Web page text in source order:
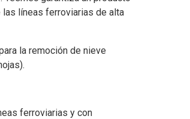
las líneas ferroviarias de alta
la remoción de nieve
ferroviarias y con